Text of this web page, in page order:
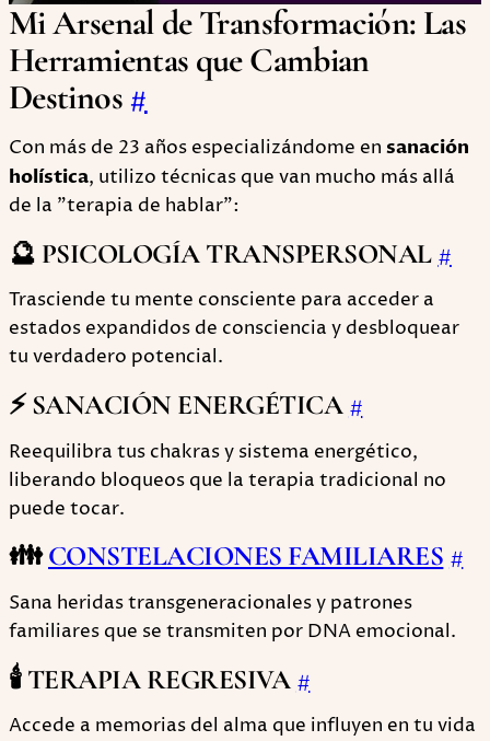
Mi Arsenal de Transformación: Las
Herramientas que Cambian
Destinos#
Con más de 23 años especializándome en sanación
holística, utilizo técnicas que van mucho más allá
de la "terapia de hablar":
🔮 PSICOLOGÍA TRANSPERSONAL #
Trasciende tu mente consciente para acceder a
estados expandidos de consciencia y desbloquear
tu verdadero potencial.
⚡ SANACIÓN ENERGÉTICA #
Reequilibra tus chakras y sistema energético,
liberando bloqueos que la terapia tradicional no
puede tocar.
👪CONSTELACIONES FAMILIARES #
Sana heridas transgeneracionales y patrones
familiares que se transmiten por DNA emocional.
🕯️ TERAPIA REGRESIVA #
Accede a memorias del alma que influyen en tu vida